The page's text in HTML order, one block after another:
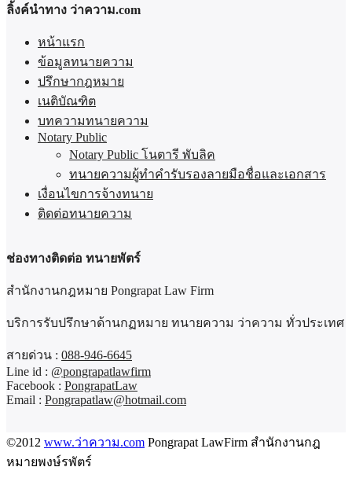
ลิ้งค์นำทาง ว่าความ.com
หน้าแรก
ข้อมูลทนายความ
ปรึกษากฎหมาย
เนติบัณฑิต
บทความทนายความ
Notary Public
Notary Public โนตารี พับลิค
ทนายความผู้ทำคำรับรองลายมือชื่อและเอกสาร
เงื่อนไขการจ้างทนาย
ติดต่อทนายความ
ช่องทางติดต่อ ทนายพัตร์
สำนักงานกฎหมาย Pongrapat Law Firm
บริการรับปรึกษาด้านกฏหมาย ทนายความ ว่าความ ทั่วประเทศ
สายด่วน : 088-946-6645
Line id : @pongrapatlawfirm
Facebook : PongrapatLaw
Email : Pongrapatlaw@hotmail.com
©2012 www.ว่าความ.com Pongrapat LawFirm สำนักงานกฎ
หมายพงษ์รพัตร์